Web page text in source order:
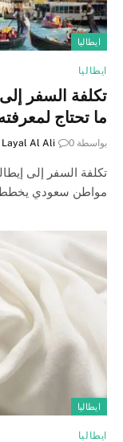
ايطاليا
ايطاليا
ما تحتاج
بواسطة Layal Al Ali 0
تكلفة السفر إلى
مواطن سعودي يخطط
ايطاليا
ايطاليا